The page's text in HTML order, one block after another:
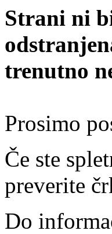
Strani ni
trenutno
Prosimo
Če ste
preverite
Do